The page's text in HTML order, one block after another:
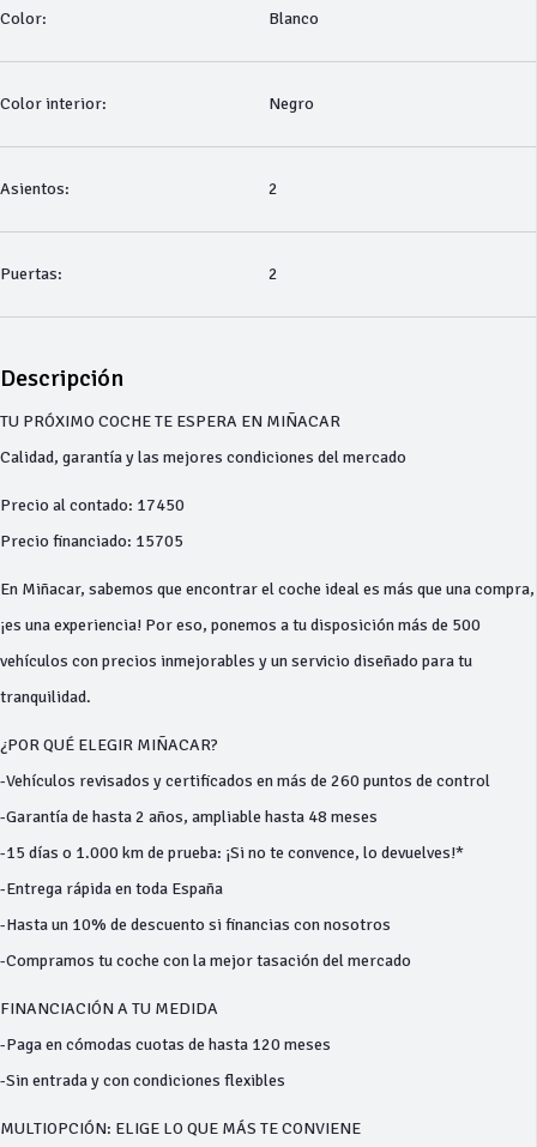
Color: Blanco
Color interior: Negro
Asientos: 2
Puertas: 2
Descripción
TU PRÓXIMO COCHE TE ESPERA EN MIÑACAR
Calidad, garantía y las mejores condiciones del mercado
Precio al contado: 17450
Precio financiado: 15705
En Miñacar, sabemos que encontrar el coche ideal es más que una compra,
¡es una experiencia! Por eso, ponemos a tu disposición más de 500
vehículos con precios inmejorables y un servicio diseñado para tu
tranquilidad.
¿POR QUÉ ELEGIR MIÑACAR?
-Vehículos revisados y certificados en más de 260 puntos de control
-Garantía de hasta 2 años, ampliable hasta 48 meses
-15 días o 1.000 km de prueba: ¡Si no te convence, lo devuelves!*
-Entrega rápida en toda España
-Hasta un 10% de descuento si financias con nosotros
-Compramos tu coche con la mejor tasación del mercado
FINANCIACIÓN A TU MEDIDA
-Paga en cómodas cuotas de hasta 120 meses
-Sin entrada y con condiciones flexibles
MULTIOPCIÓN: ELIGE LO QUE MÁS TE CONVIENE